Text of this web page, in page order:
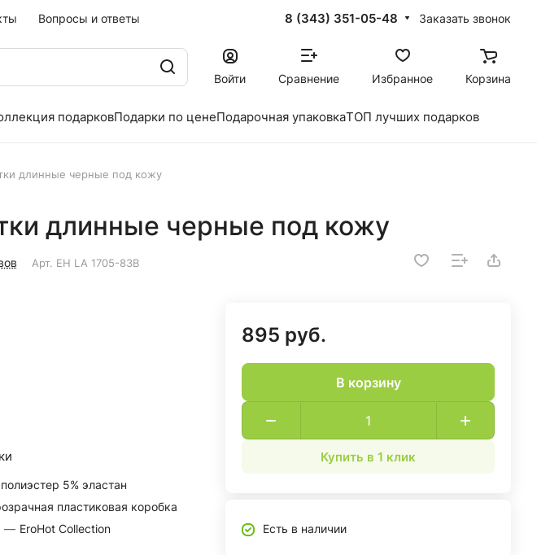
Вопросы и ответы 8 (343) 351-05-48 Заказать звонок
Войти Сравнение Избранное Корзина
подарковПодарки по ценеПодарочная упаковкаТОП лучших подарков
длинные черные под кожу
длинные черные под кожу
Арт. EH LA 1705-83B
5% эластан
пластиковая коробка
— EroHot Collection
895 руб.
В корзину
Купить в 1 клик
Есть в наличии